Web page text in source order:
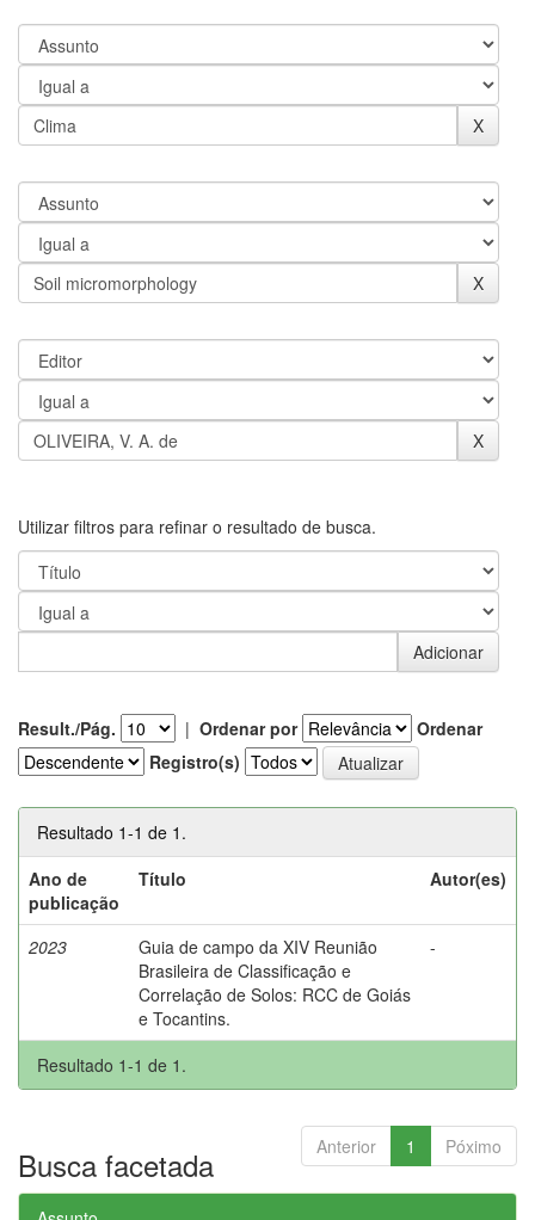
Utilizar filtros para refinar o resultado de busca.
Result./Pág. | Ordenar por
Ordenar
Registro(s)
Resultado 1-1 de 1.
Ano de
publicação
Título Autor(es)
2023
Guia de campo da XIV Reunião
Brasileira de Classificação e
Correlação de Solos: RCC de Goiás
e Tocantins.
-
Resultado 1-1 de 1.
Anterior 1 Póximo
Busca facetada